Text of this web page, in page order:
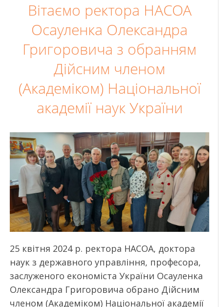
Вітаємо ректора НАСОА
Осауленка Олександра
Григоровича з обранням
Дійсним членом
(Академіком) Національної
академії наук України
25 квітня 2024 р. ректора НАСОА, доктора
наук з державного управління, професора,
заслуженого економіста України Осауленка
Олександра Григоровича обрано Дійсним
членом (Академіком) Національної академії